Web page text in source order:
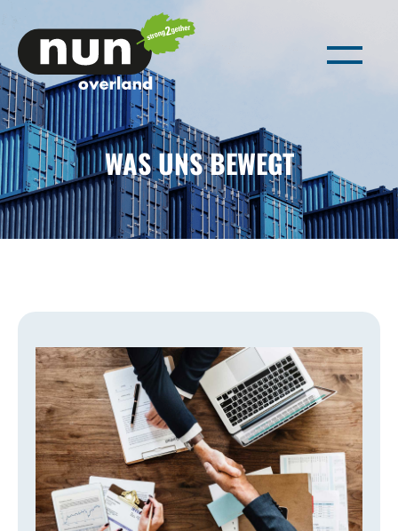
WAS UNS BEWEGT